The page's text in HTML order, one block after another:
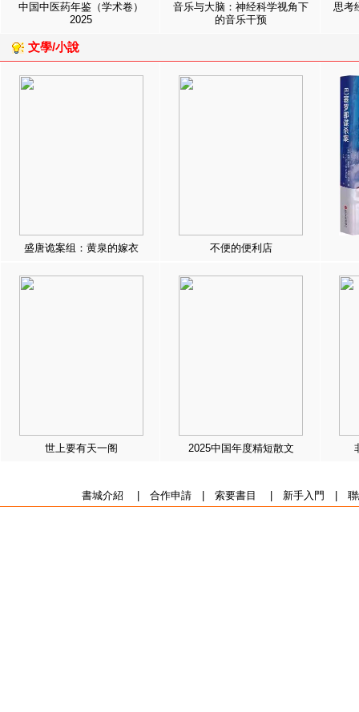
中国中医药年鉴（学术卷）
2025
音乐与大脑：神经科学视角下
的音乐干预
思考
文學/小說
盛唐诡案组：黄泉的嫁衣 不便的便利店
世上要有天一阁 2025中国年度精短散文
書城介紹 合作申請| 索要書目 新手入門